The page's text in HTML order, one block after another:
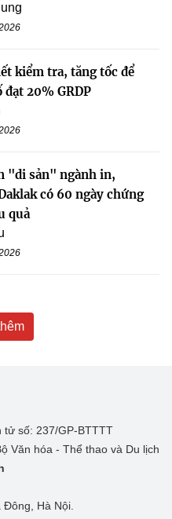
kiểm tra, tăng tốc để
20% GRDP
"di sản" ngành in,
có 60 ngày chứng
quả
tử số: 237/GP-BTTTT
Văn hóa - Thể thao và Du lịch
Hà Nội.